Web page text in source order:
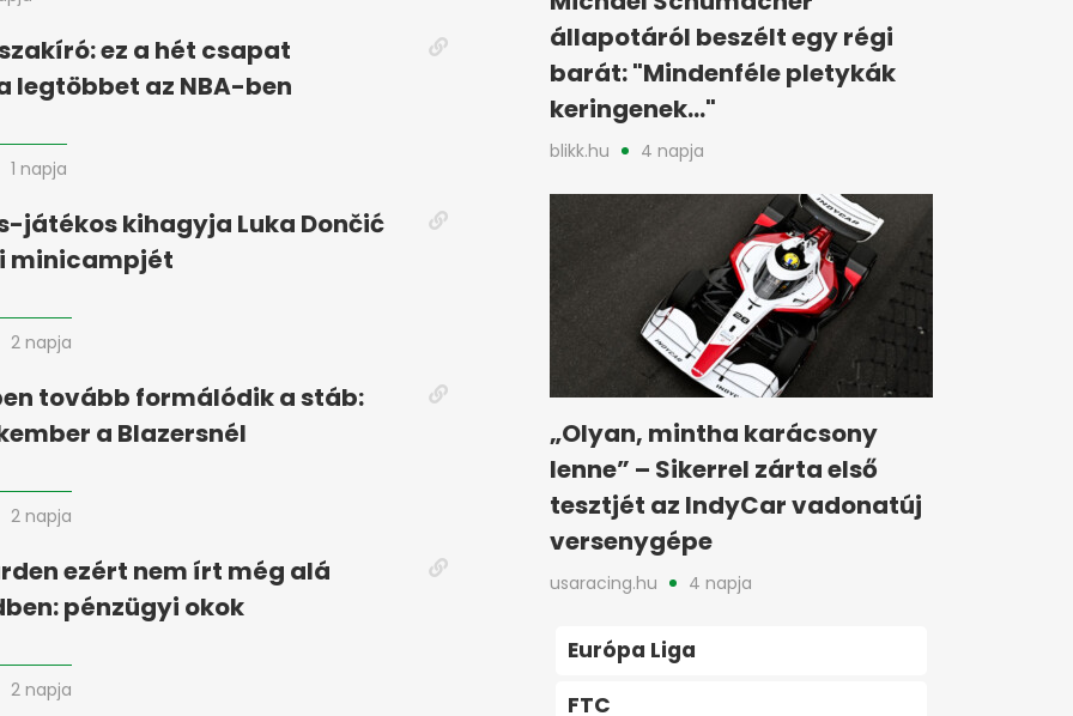
ez a hét csapat
legtöbbet az NBA-ben
1 napja
játékos kihagyja Luka Dončić
minicampjét
2 napja
tovább formálódik a stáb:
a Blazersnél
2 napja
ezért nem írt még alá
pénzügyi okok
2 napja
állapotáról beszélt egy régi
barát: "Mindenféle pletykák
keringenek..."
blikk.hu 4 napja
„Olyan, mintha karácsony
lenne” – Sikerrel zárta első
tesztjét az IndyCar vadonatúj
versenygépe
usaracing.hu 4 napja
Európa Liga
FTC